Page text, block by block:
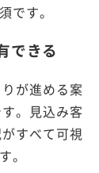
です。
できる
が進める案
。見込み客
すべて可視
。